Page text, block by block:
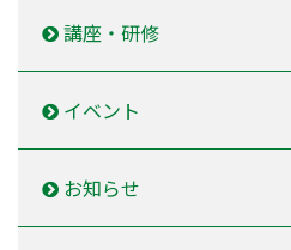
講座・研修
イベント
お知らせ